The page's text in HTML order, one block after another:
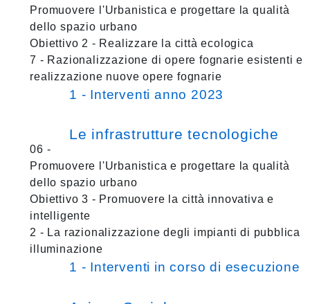
Promuovere l'Urbanistica e progettare la qualità
dello spazio urbano
Obiettivo 2 - Realizzare la città ecologica
7 - Razionalizzazione di opere fognarie esistenti e
realizzazione nuove opere fognarie
1 - Interventi anno 2023
Le infrastrutture tecnologiche
06 -
Promuovere l'Urbanistica e progettare la qualità
dello spazio urbano
Obiettivo 3 - Promuovere la città innovativa e
intelligente
2 - La razionalizzazione degli impianti di pubblica
illuminazione
1 - Interventi in corso di esecuzione